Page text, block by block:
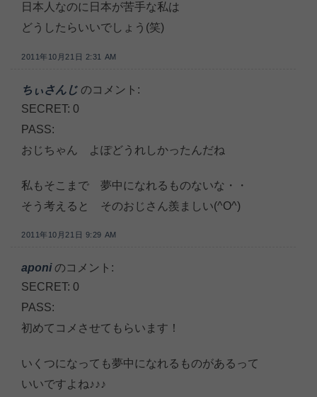
日本人なのに日本が苦手な私は
どうしたらいいでしょう(笑)
2011年10月21日 2:31 AM
ちぃさんじ のコメント:
SECRET: 0
PASS:
おじちゃん よぽどうれしかったんだね
私もそこまで 夢中になれるものないな・・
そう考えると そのおじさん羨ましい(^O^)
2011年10月21日 9:29 AM
aponi のコメント:
SECRET: 0
PASS:
初めてコメさせてもらいます！
いくつになっても夢中になれるものがあるって
いいですよね♪♪♪